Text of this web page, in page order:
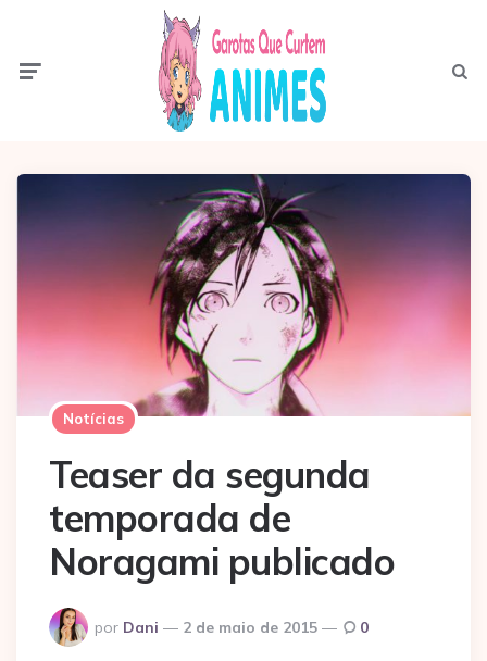
Notícias
Teaser da segunda
temporada de
Noragami publicado
Postado
por
por Dani 2 de maio de 2015 0